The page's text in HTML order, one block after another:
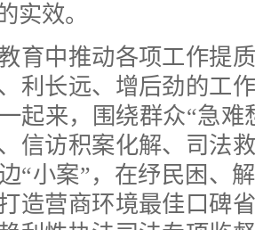
实效。
中推动各项工作提质
利长远、增后劲的工
起来，围绕群众“急难
信访积案化解、司法
“小案”，在纾民困、
造营商环境最佳口碑